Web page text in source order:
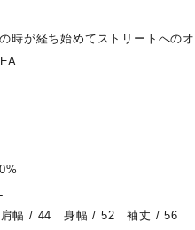
時が経ち始めてストリートへの
肩幅 / 44 身幅 / 52 袖丈 / 56